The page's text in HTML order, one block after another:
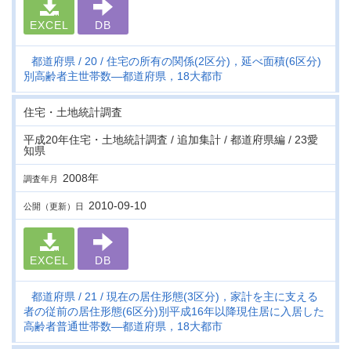
EXCEL DB
都道府県 20
住宅の所有の関係(2区分)，延べ面積(6区分)
別高齢者主世帯数―都道府県，18大都市
住宅・土地統計調査
平成20年住宅・土地統計調査 / 追加集計 / 都道府県編 / 23愛
知県
調査年月 2008年
公開（更新）日 2010-09-10
EXCEL DB
都道府県 21
現在の居住形態(3区分)，家計を主に支える
者の従前の居住形態(6区分)別平成16年以降現住居に入居した
高齢者普通世帯数―都道府県，18大都市